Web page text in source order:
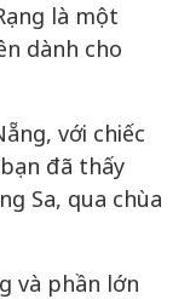
là một
dành cho
với chiếc
đã thấy
Sa, qua chùa
và phần lớn